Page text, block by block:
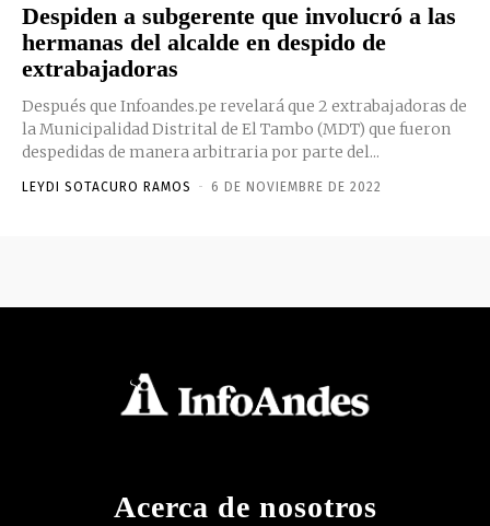
Despiden a subgerente que involucró a las
hermanas del alcalde en despido de
extrabajadoras
Después que Infoandes.pe revelará que 2 extrabajadoras de
la Municipalidad Distrital de El Tambo (MDT) que fueron
despedidas de manera arbitraria por parte del...
LEYDI SOTACURO RAMOS - 6 DE NOVIEMBRE DE 2022
Acerca de nosotros